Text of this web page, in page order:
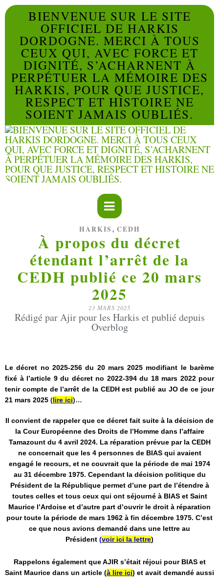
BIENVENUE SUR LE SITE
OFFICIEL DE HARKIS
DORDOGNE. MERCI À TOUS
CEUX QUI, AVEC FORCE ET
DIGNITÉ, S’ACHARNENT À
PERPÉTUER LA MÉMOIRE DES
HARKIS, POUR QUE JUSTICE,
RESPECT ET HISTOIRE NE
SOIENT JAMAIS OUBLIÉS.
HARKIS , CEDH
À propos du décret
étendant l’arrêt de la
CEDH publié ce 20 mars
2025
23 MARS 2025
Rédigé par Ajir pour les Harkis et publié depuis
Overblog
Le décret no 2025-256 du 20 mars 2025 modifiant le barème
fixé à l’article 9 du décret no 2022-394 du 18 mars 2022 pour
tenir compte de l’arrêt de la CEDH est publié au JO de ce jour
21 mars 2025 (lire ici)…
Il convient de rappeler que ce décret fait suite à la décision de
la Cour Européenne des Droits de l’Homme dans l’affaire
Tamazount du 4 avril 2024. La réparation prévue par la CEDH
ne concernait que les 4 personnes de BIAS qui avaient
engagé le recours, et ne couvrait que la période de mai 1974
au 31 décembre 1975. Cependant la décision politique du
Président de la République permet d’une part de l’étendre à
toutes celles et tous ceux qui ont séjourné à BIAS et Saint
Maurice l’Ardoise et d’autre part d’ouvrir le droit à réparation
pour toute la période de mars 1962 à fin décembre 1975. C’est
ce que nous avions demandé dans une lettre au
Président (voir ici la lettre)
Rappelons également que AJIR s’était réjoui pour BIAS et
Saint Maurice dans un article (à lire ici) et avait demandé aussi